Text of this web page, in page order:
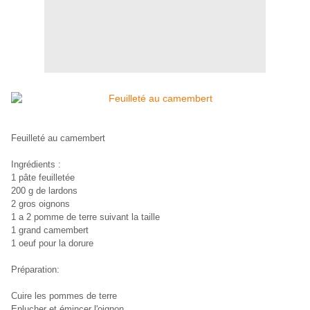
Feuilleté au camembert
Ingrédients :
1 pâte feuilletée
200 g de lardons
2 gros oignons
1 a 2 pomme de terre suivant la taille
1 grand camembert
1 oeuf pour la dorure
Préparation:
Cuire les pommes de terre